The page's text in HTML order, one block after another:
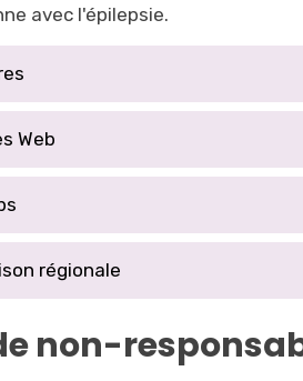
avec l'épilepsie.
Web
régionale
non-